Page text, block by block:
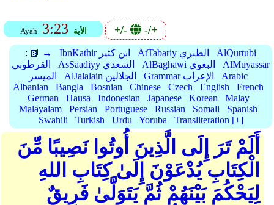
Ayah 3:23 الأية +/- -/+
: 📗 → IbnKathir ابن كثير AtTabariy الطبري
AlQurtubi
القرطوبي
AsSaadiyy السعدي AlBaghawi البغوي
AlMuyassar
الميسر
AlJalalain الجلالين Grammar الإعراب
Arabic
Albanian
Bangla Bosnian Chinese Czech English
French
German
Hausa Indonesian Japanese Korean
Malay
Malayalam
Persian Portuguese Russian Somali
Spanish
Swahili
Turkish Urdu Yoruba Transliteration [+]
أَلَمْ تَرَ إِلَى الَّذِينَ أُوتُوا نَصِيبًا مِّنَ
الْكِتَابِ يُدْعَوْنَ إِلَىٰ كِتَابِ اللهِ
لِيَحْكُمَ بَيْنَهُمْ ثُمَّ يَتَوَلَّىٰ فَرِيقٌ